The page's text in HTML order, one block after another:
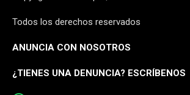
Todos los derechos reservados
ANUNCIA CON NOSOTROS
¿TIENES UNA DENUNCIA? ESCRÍBENOS